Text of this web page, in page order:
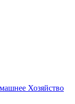
Хозяйство